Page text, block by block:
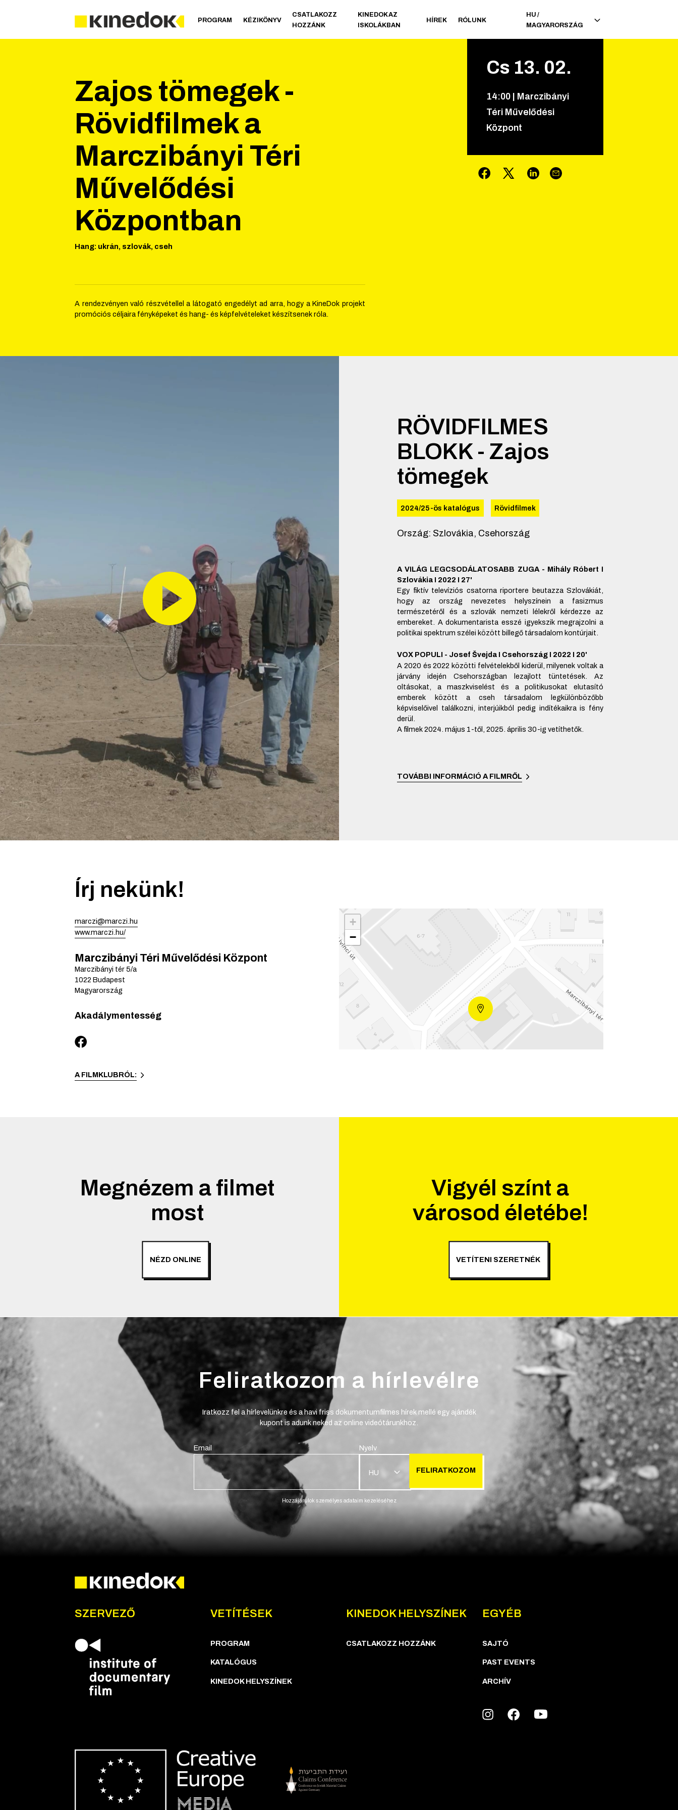
PROGRAM KÉZIKÖNYV
CSATLAKOZZ
HOZZÁNK
KINEDOK AZ
ISKOLÁKBAN
HÍREK RÓLUNK
HU /
MAGYARORSZÁG
Zajos tömegek -
Rövidfilmek a
Marczibányi Téri
Művelődési
Központban
Hang: ukrán, szlovák, cseh
A rendezvényen való részvétellel a látogató engedélyt ad arra, hogy a KineDok projekt
promóciós céljaira fényképeket és hang- és képfelvételeket készítsenek róla.
Cs 13. 02.
14:00| Marczibányi
Téri Művelődési
Központ
RÖVIDFILMES
BLOKK - Zajos
tömegek
2024/25-ös katalógus Rövidfilmek
Ország: Szlovákia, Csehország
A VILÁG LEGCSODÁLATOSABB ZUGA - Mihály Róbert I
Szlovákia I 2022 I 27'
Egy fiktív televíziós csatorna riportere beutazza Szlovákiát,
hogy az ország nevezetes helyszínein a fasizmus
természetéről és a szlovák nemzeti lélekről kérdezze az
embereket. A dokumentarista esszé igyekszik megrajzolni a
politikai spektrum szélei között billegő társadalom kontúrjait.
VOX POPULI - Josef Švejda I Csehország I 2022 I 20'
A 2020 és 2022 közötti felvételekből kiderül, milyenek voltak a
járvány idején Csehországban lezajlott tüntetések. Az
oltásokat, a maszkviselést és a politikusokat elutasító
emberek között a cseh társadalom legkülönbözőbb
képviselőivel találkozni, interjúikból pedig indítékaikra is fény
derül.
A filmek 2024. május 1-től, 2025. április 30-ig vetíthetők.
TOVÁBBI INFORMÁCIÓ A FILMRŐL
Írj nekünk!
marczi@marczi.hu
www.marczi.hu/
Marczibányi Téri Művelődési Központ
Marczibányi tér5/a
1022 Budapest
Magyarország
Akadálymentesség
A FILMKLUBRÓL:
+
−
Megnézem a filmet
most
NÉZD ONLINE
Vigyél színt a
városod életébe!
VETÍTENI SZERETNÉK
Feliratkozom a hírlevélre
Iratkozz fel a hírlevelünkre és a havi friss dokumentumfilmes hírek mellé egy ajándék
kupont is adunk neked az online videótárunkhoz.
Email Nyelv
HU FELIRATKOZOM
Hozzájárulok személyes adataim kezeléséhez
SZERVEZŐ VETÍTÉSEK
PROGRAM
KATALÓGUS
KINEDOK HELYSZÍNEK
KINEDOK HELYSZÍNEK
CSATLAKOZZ HOZZÁNK
EGYÉB
SAJTÓ
PAST EVENTS
ARCHÍV